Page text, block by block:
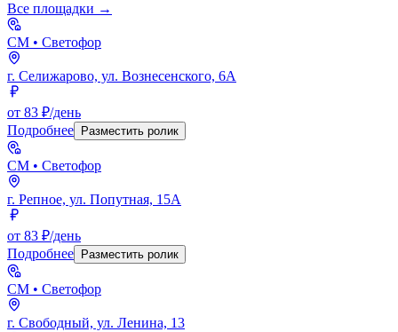
Все площадки →
СМ • Светофор
г. Селижарово, ул. Вознесенского, 6А
от 83 ₽/день
Подробнее
Разместить ролик
СМ • Светофор
г. Репное, ул. Попутная, 15А
от 83 ₽/день
Подробнее
Разместить ролик
СМ • Светофор
г. Свободный, ул. Ленина, 13